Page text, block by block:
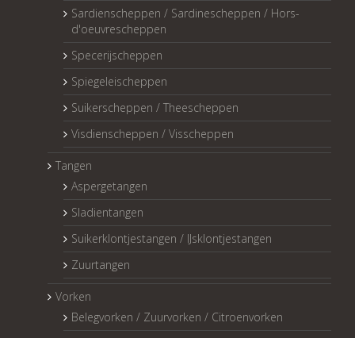
Sardienscheppen / Sardinescheppen / Hors-
d'oeuvrescheppen
Specerijscheppen
Spiegeleischeppen
Suikerscheppen / Theescheppen
Visdienscheppen / Visscheppen
Tangen
Aspergetangen
Sladientangen
Suikerklontjestangen / IJsklontjestangen
Zuurtangen
Vorken
Belegvorken / Zuurvorken / Citroenvorken